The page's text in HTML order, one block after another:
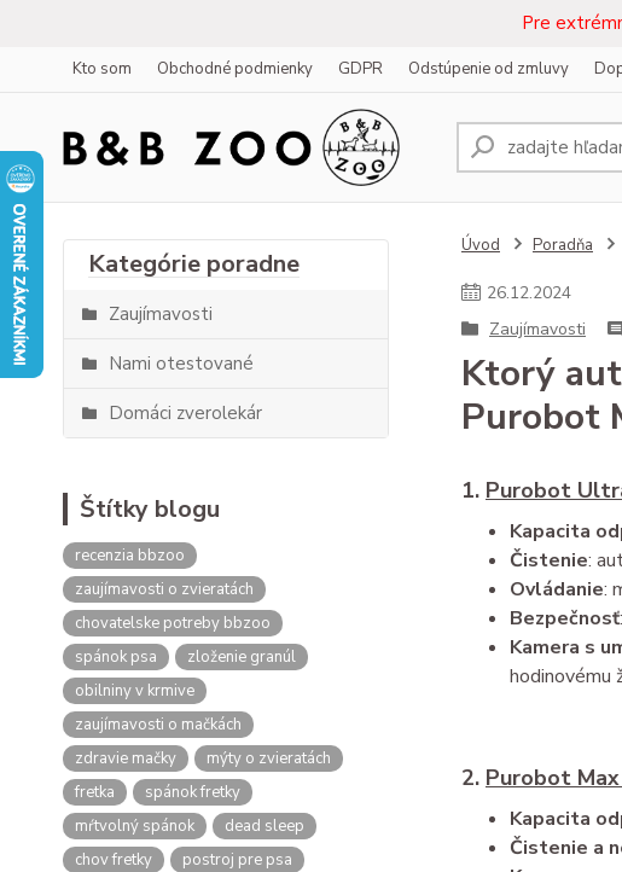
Pre
Kto som Obchodné podmienky GDPR Odstúpenie od zmluvy
Zaujímavosti
Nami otestované
Domáci zverolekár
Štítky blogu
recenzia bbzoo
zaujímavosti o zvieratách
chovatelske potreby bbzoo
spánok psa
zloženie granúl
obilniny v krmive
zaujímavosti o mačkách
zdravie mačky
mýty o zvieratách
fretka
spánok fretky
mŕtvolný spánok
dead sleep
chov fretky
postroj pre psa
Úvod Poradňa
26.12.2024
Zaujímavosti
Ktorý
Purobot
1. Purobot
Kapacita
Čistenie:
Ovládanie:
Bezpečnosť
Kamera s
hodinovému
2. Purobot
Kapacita
Čistenie a